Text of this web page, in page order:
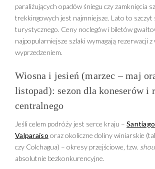
paraliżujących opadów śniegu czy zamknięcia
trekkingowych jest najmniejsze. Lato to szczyt
turystycznego. Ceny noclegów i biletów
najpopularniejsze szlaki wymagają rezerwacji z
wyprzedzeniem.
Wiosna i jesień (marzec – maj
listopad): sezon dla koneserów i
centralnego
Jeśli celem podróży jest serce kraju –
Valparaíso oraz okoliczne doliny winiarskie
czy Colchagua) – okresy przejściowe, tzw.
absolutnie bezkonkurencyjne.